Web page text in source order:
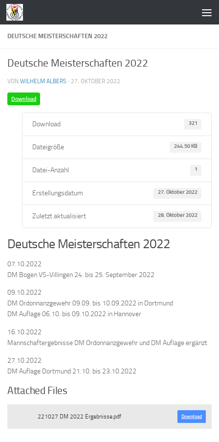
Zum Inhalt springen
DEUTSCHE MEISTERSCHAFTEN 2022
Deutsche Meisterschaften 2022
VON WILHELM ALBERS · 27. OKTOBER 2022
Download
Download 321
Dateigröße 244.50 KB
Datei-Anzahl 1
Erstellungsdatum 27. Oktober 2022
Zuletzt aktualisiert 28. Oktober 2022
Deutsche Meisterschaften 2022
07.10.2022
DM Bogen VS-Villingen 24. bis 25. September 2022
09.10.2022
DM Ordonnanzgewehr 09.09. bis 10.09.2022 in Dortmund
DM Auflage 06.10. bis 09.10.2022 in Hannover
16.10.2022
Mannschaftergebnisse DM Ordonnanzgewehr und DM Auflage ergänzt
27.10.2022
DM Auflage Dortmund 21.10. bis 23.10.2022
Attached Files
221027 DM 2022 Ergebnisse.pdf Download